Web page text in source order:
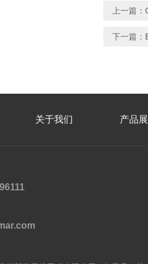
上一篇：
下一篇：
关于我们 产品